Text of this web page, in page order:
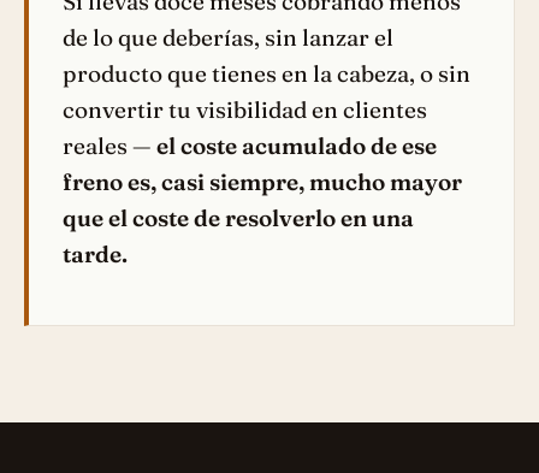
de lo que deberías, sin lanzar el
producto que tienes en la cabeza, o sin
convertir tu visibilidad en clientes
reales — el coste acumulado de ese
freno es, casi siempre, mucho mayor
que el coste de resolverlo en una
tarde.